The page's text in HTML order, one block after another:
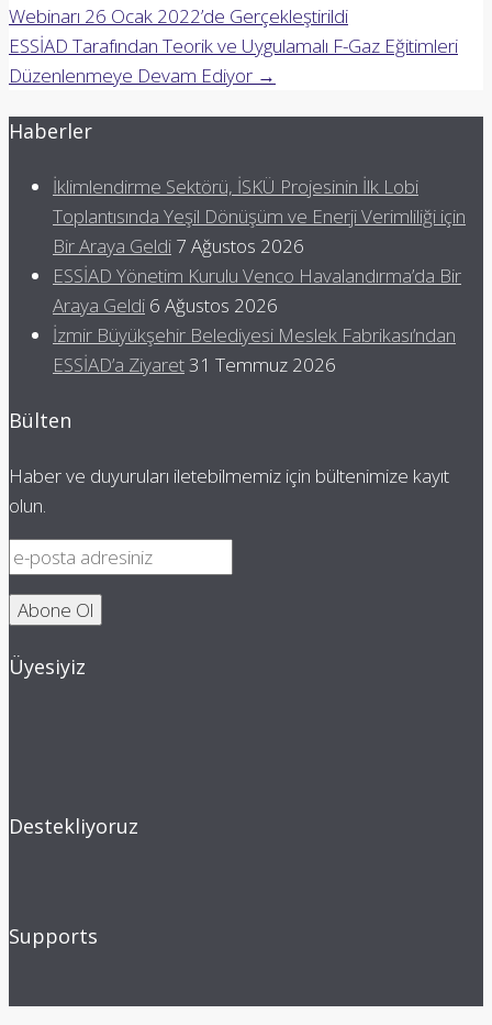
Webinarı 26 Ocak 2022’de Gerçekleştirildi
ESSİAD Tarafından Teorik ve Uygulamalı F-Gaz Eğitimleri
Düzenlenmeye Devam Ediyor →
Haberler
İklimlendirme Sektörü, İSKÜ Projesinin İlk Lobi
Toplantısında Yeşil Dönüşüm ve Enerji Verimliliği için
Bir Araya Geldi 7 Ağustos 2026
ESSİAD Yönetim Kurulu Venco Havalandırma’da Bir
Araya Geldi 6 Ağustos 2026
İzmir Büyükşehir Belediyesi Meslek Fabrikası’ndan
ESSİAD’a Ziyaret31 Temmuz 2026
Bülten
Haber ve duyuruları iletebilmemiz için bültenimize kayıt
olun.
Üyesiyiz
Destekliyoruz
Supports